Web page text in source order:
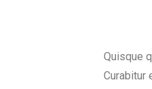
Quisque
Curabitur